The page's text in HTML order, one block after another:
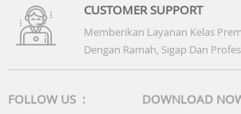
CUSTOMER SUPPORT
Memberikan Layanan Kelas
Dengan Ramah, Sigap Dan
FOLLOW US : DOWNLOAD